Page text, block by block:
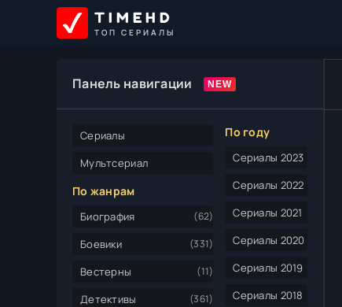
TIMEHD
ТОП СЕРИАЛЫ
Панель навигации
Сериалы
Мультсериал
По жанрам
Биография (62)
Боевики (331)
Вестерны (11)
Детективы (361)
По году
Сериалы 2023
Сериалы 2022
Сериалы 2021
Сериалы 2020
Сериалы 2019
Сериалы 2018